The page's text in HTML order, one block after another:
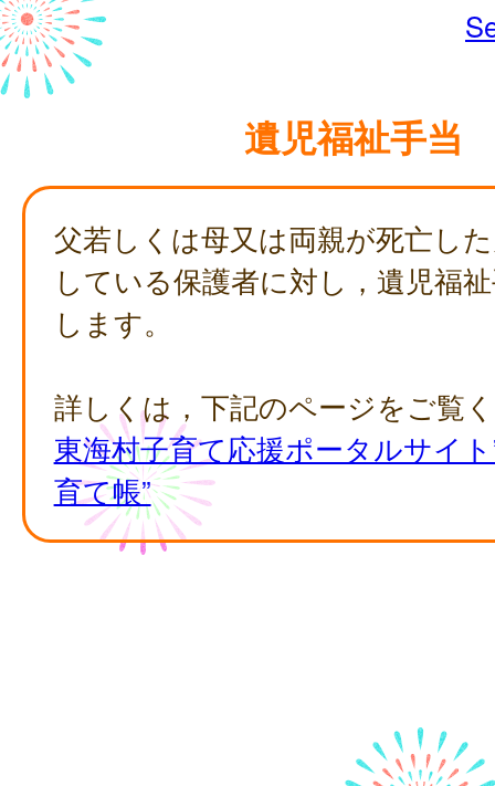
遺児福祉手当
父若しくは母又は両親が死亡し
している保護者に対し，遺児福
します。
詳しくは，下記のページをご覧
東海村子育て応援ポータルサイ
育て帳”